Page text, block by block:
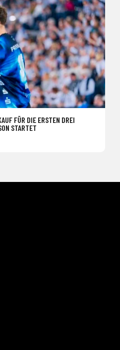
FÜR DIE ERSTEN DREI
STARTET